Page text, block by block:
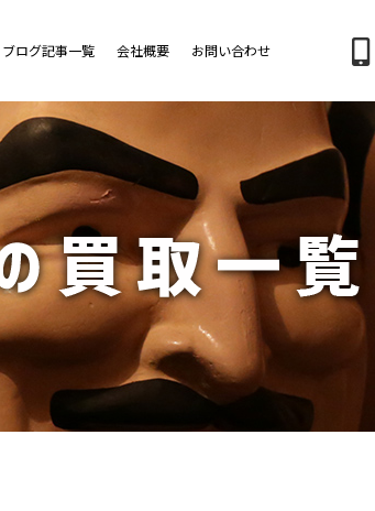
ブログ記事一覧 会社概要 お問い合わせ